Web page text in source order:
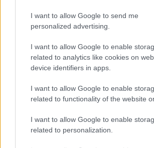
I want to allow Google to send me
personalized advertising.
I want to allow Google to enable
related to analytics like cookies on
device identifiers in apps.
I want to allow Google to enable
related to functionality of the website
I want to allow Google to enable
related to personalization.
En el Mundial de Catar participó en los 7
Marruecos, siendo titular en 4 de ellos. Su
Mercado fichajes - Cádiz:
El Cádiz ha
del campo con un
¿Dará muchos
Comunio? Aquí